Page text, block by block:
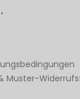
Muster-